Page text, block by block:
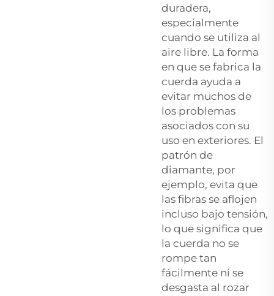
duradera,
especialmente
cuando se utiliza al
aire libre. La forma
en que se fabrica la
cuerda ayuda a
evitar muchos de
los problemas
asociados con su
uso en exteriores. El
patrón de
diamante, por
ejemplo, evita que
las fibras se aflojen
incluso bajo tensión,
lo que significa que
la cuerda no se
rompe tan
fácilmente ni se
desgasta al rozar